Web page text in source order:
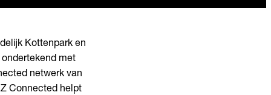
Kottenpark en
met
netwerk van
Connected helpt